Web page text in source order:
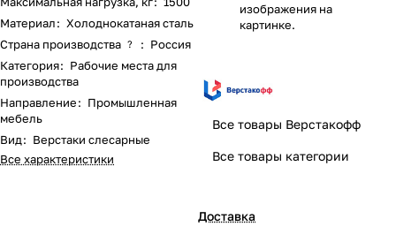
Материал: Холоднокатаная сталь
Страна производства ? : Россия
Категория: Рабочие места для
производства
Направление: Промышленная
мебель
Вид: Верстаки слесарные
Все характеристики
изображения на
картинке.
Все товары Верстакофф
Все товары категории
Доставка